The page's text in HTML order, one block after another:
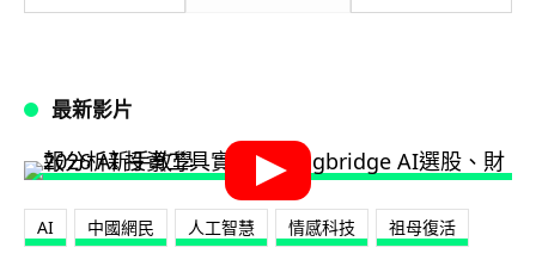
最新影片
AI 中國網民 人工智慧 情感科技 祖母復活